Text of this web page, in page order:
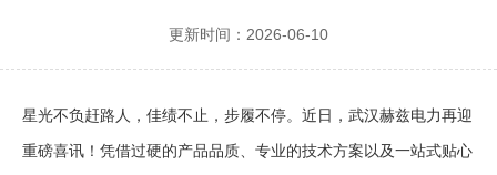
更新时间：2026-06-10
星光不负赶路人，佳绩不止，步履不停。近日，武汉赫兹电力再迎
重磅喜讯！凭借过硬的产品品质、专业的技术方案以及一站式贴心